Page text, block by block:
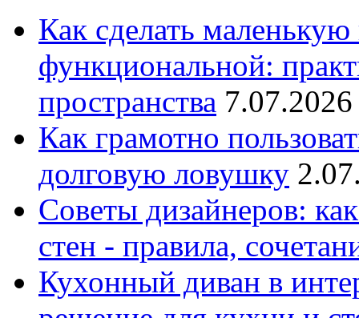
Как сделать
функциональной:
пространства
Как грамотно
долговую ловушку
Советы дизайнеров:
стен - правила,
Кухонный диван в